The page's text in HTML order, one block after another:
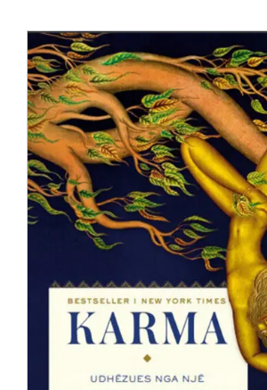
Anglisht
Ditarë
Evente
Blog